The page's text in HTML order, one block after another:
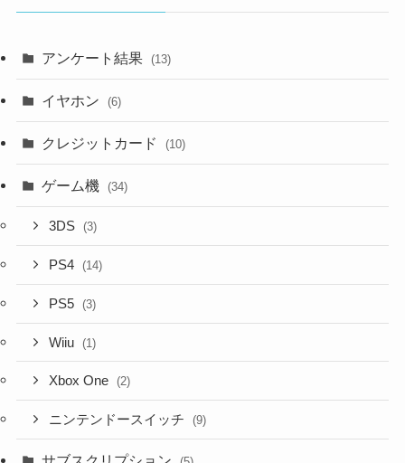
アンケート結果 (13)
イヤホン (6)
クレジットカード (10)
ゲーム機 (34)
3DS (3)
PS4 (14)
PS5 (3)
Wiiu (1)
Xbox One (2)
ニンテンドースイッチ (9)